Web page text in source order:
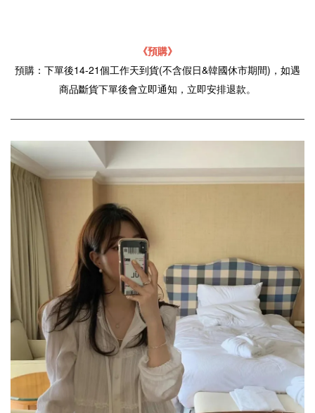
《預購》
預購：下單後14-21個工作天到貨(不含假日&韓國休市期間)，如遇
商品斷貨下單後會立即通知，立即安排退款。